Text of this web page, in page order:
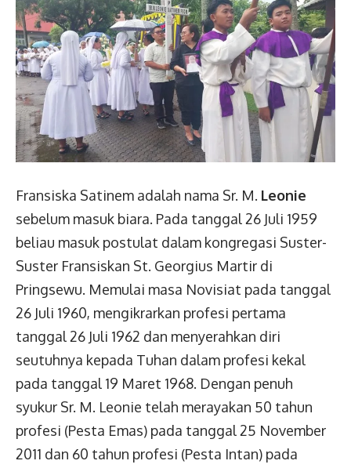
Fransiska Satinem adalah nama Sr. M. Leonie
sebelum masuk biara. Pada tanggal 26 Juli 1959
beliau masuk postulat dalam kongregasi Suster-
Suster Fransiskan St. Georgius Martir di
Pringsewu. Memulai masa Novisiat pada tanggal
26 Juli 1960, mengikrarkan profesi pertama
tanggal 26 Juli 1962 dan menyerahkan diri
seutuhnya kepada Tuhan dalam profesi kekal
pada tanggal 19 Maret 1968. Dengan penuh
syukur Sr. M. Leonie telah merayakan 50 tahun
profesi (Pesta Emas) pada tanggal 25 November
2011 dan 60 tahun profesi (Pesta Intan) pada